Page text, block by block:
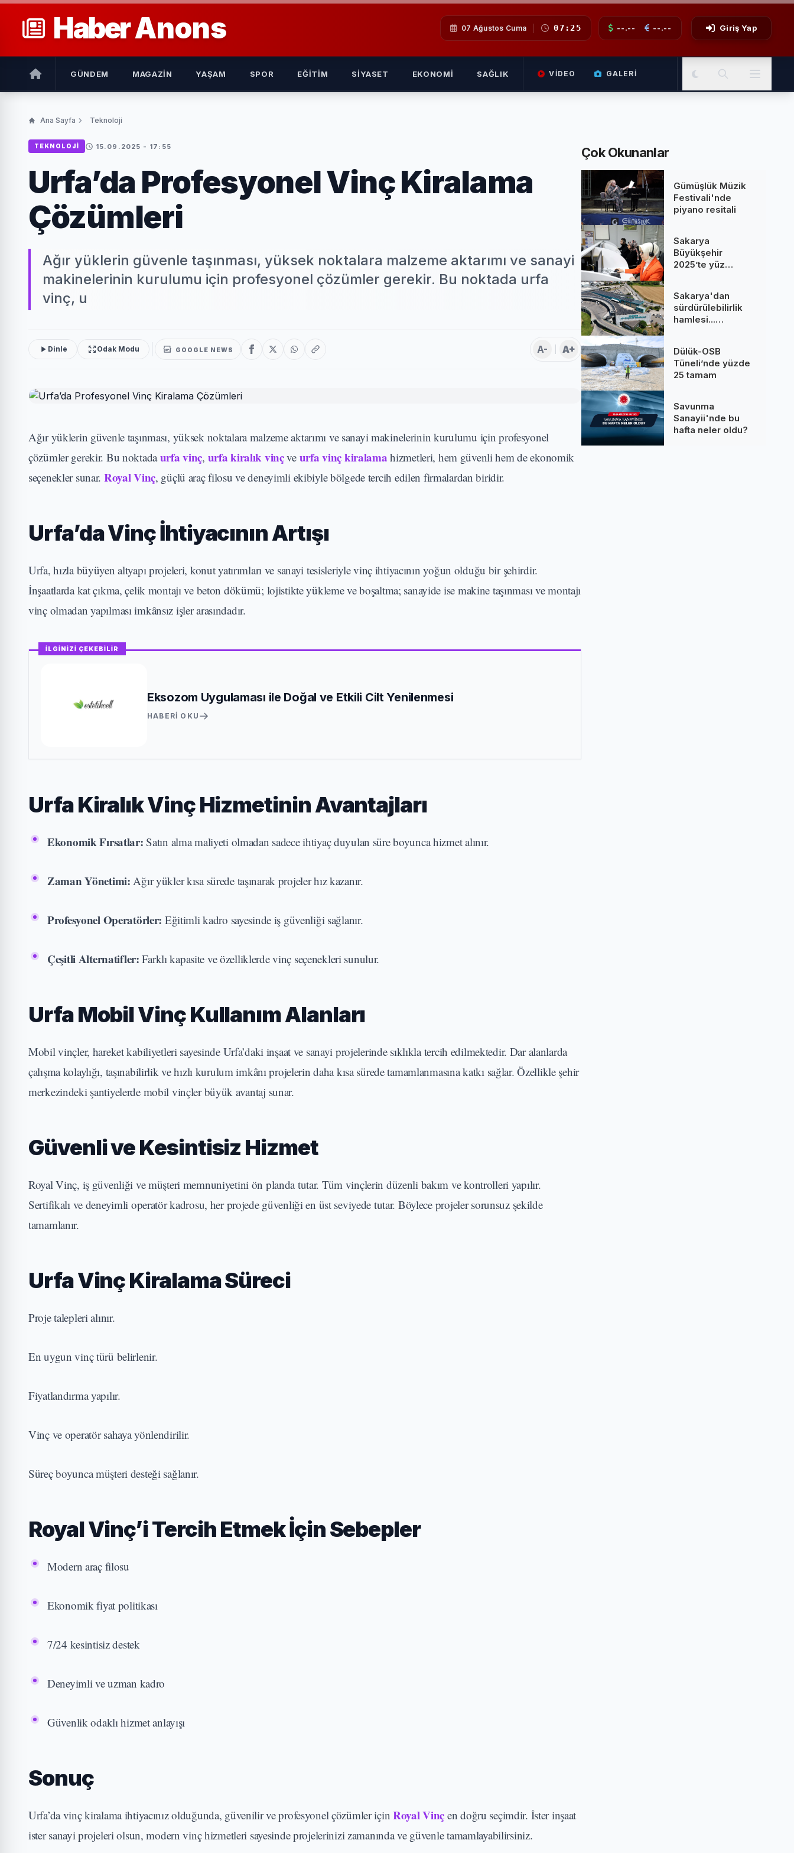
HaberAnons 07 Ağustos Cuma 07:25 --.-- --.-- Giriş Yap
GÜNDEM MAGAZIN YAŞAM SPOR EĞITIM SIYASET EKONOMI SAĞLIK VIDEO GALERI
Ana Sayfa Teknoloji
TEKNOLOJI 15.09.2025 - 17:55
Urfa’da Profesyonel Vinç Kiralama
Çözümleri
Ağır yüklerin güvenle taşınması, yüksek noktalara malzeme aktarımı ve sanayi
makinelerinin kurulumu için profesyonel çözümler gerekir. Bu noktada urfa
vinç, u
Dinle Odak Modu GOOGLE NEWS A- A+
Ağır yüklerin güvenle taşınması, yüksek noktalara malzeme aktarımı ve sanayi makinelerinin kurulumu için profesyonel
çözümler gerekir. Bu noktadaurfa vinç, urfa kiralık vinçve urfa vinç kiralama hizmetleri, hem güvenli hem de ekonomik
seçenekler sunar. Royal Vinç, güçlü araç filosu ve deneyimli ekibiyle bölgede tercih edilen firmalardan biridir.
Urfa’da Vinç İhtiyacının Artışı
Urfa, hızla büyüyen altyapı projeleri, konut yatırımları ve sanayi tesisleriyle vinç ihtiyacının yoğun olduğu bir şehirdir.
İnşaatlarda kat çıkma, çelik montajı ve beton dökümü; lojistikte yükleme ve boşaltma; sanayide ise makine taşınması ve montajı
vinç olmadan yapılması imkânsız işler arasındadır.
İLGİNİZİ ÇEKEBİLİR
Eksozom Uygulaması ile Doğal ve Etkili Cilt Yenilenmesi
HABERI OKU
Urfa Kiralık Vinç Hizmetinin Avantajları
Ekonomik Fırsatlar: Satın alma maliyeti olmadan sadece ihtiyaç duyulan süre boyunca hizmet alınır.
Zaman Yönetimi: Ağır yükler kısa sürede taşınarak projeler hız kazanır.
Profesyonel Operatörler: Eğitimli kadro sayesinde iş güvenliği sağlanır.
Çeşitli Alternatifler: Farklı kapasite ve özelliklerde vinç seçenekleri sunulur.
Urfa Mobil Vinç Kullanım Alanları
Mobil vinçler, hareket kabiliyetleri sayesinde Urfa’daki inşaat ve sanayi projelerinde sıklıkla tercih edilmektedir. Dar alanlarda
çalışma kolaylığı, taşınabilirlik ve hızlı kurulum imkânı projelerin daha kısa sürede tamamlanmasına katkı sağlar. Özellikle şehir
merkezindeki şantiyelerde mobil vinçler büyük avantaj sunar.
Güvenli ve Kesintisiz Hizmet
Royal Vinç, iş güvenliği ve müşteri memnuniyetini ön planda tutar. Tüm vinçlerin düzenli bakım ve kontrolleri yapılır.
Sertifikalı ve deneyimli operatör kadrosu, her projede güvenliği en üst seviyede tutar. Böylece projeler sorunsuz şekilde
tamamlanır.
Urfa Vinç Kiralama Süreci
Proje talepleri alınır.
En uygun vinç türü belirlenir.
Fiyatlandırma yapılır.
Vinç ve operatör sahaya yönlendirilir.
Süreç boyunca müşteri desteği sağlanır.
Royal Vinç’i Tercih Etmek İçin Sebepler
Modern araç filosu
Ekonomik fiyat politikası
7/24 kesintisiz destek
Deneyimli ve uzman kadro
Güvenlik odaklı hizmet anlayışı
Sonuç
Urfa’da vinç kiralama ihtiyacınız olduğunda, güvenilir ve profesyonel çözümler içinRoyal Vinç en doğru seçimdir. İster inşaat
ister sanayi projeleri olsun, modern vinç hizmetleri sayesinde projelerinizi zamanında ve güvenle tamamlayabilirsiniz.
Çok Okunanlar
Gümüşlük Müzik
Festivali'nde
piyano resitali
Sakarya
Büyükşehir
2025’te yüz
çağrı cevaplandı
Sakarya'dan
sürdürülebilirlik
hamlesi...
üretiyor
Dülük-OSB
Tüneli’nde yüzde
25 tamam
Savunma
Sanayii'nde bu
hafta neler oldu?